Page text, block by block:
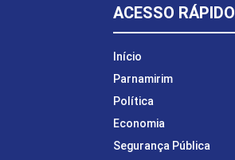
ACESSO RÁPIDO
Início
Parnamirim
Política
Economia
Segurança Pública